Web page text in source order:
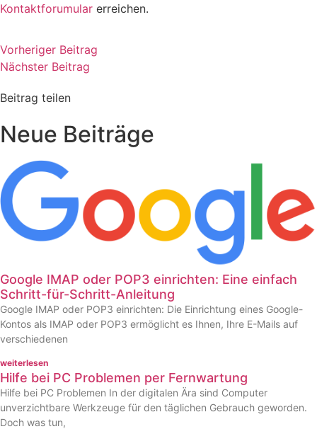
Kontaktforumular erreichen.
Vorheriger Beitrag
Nächster Beitrag
Beitrag teilen
Neue Beiträge
Google IMAP oder POP3 einrichten: Eine einfach
Schritt-für-Schritt-Anleitung
Google IMAP oder POP3 einrichten: Die Einrichtung eines Google-
Kontos als IMAP oder POP3 ermöglicht es Ihnen, Ihre E-Mails auf
verschiedenen
weiterlesen
Hilfe bei PC Problemen per Fernwartung
Hilfe bei PC Problemen In der digitalen Ära sind Computer
unverzichtbare Werkzeuge für den täglichen Gebrauch geworden.
Doch was tun,